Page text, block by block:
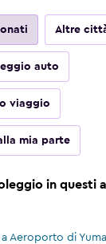
Altre
auto
viaggio
mia parte
in questi
Aeroporto di Yuma